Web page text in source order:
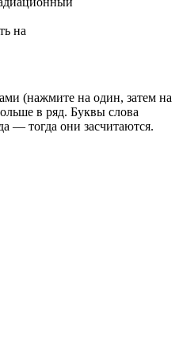
на
(нажмите на один, затем на
в ряд. Буквы слова
— тогда они засчитаются.